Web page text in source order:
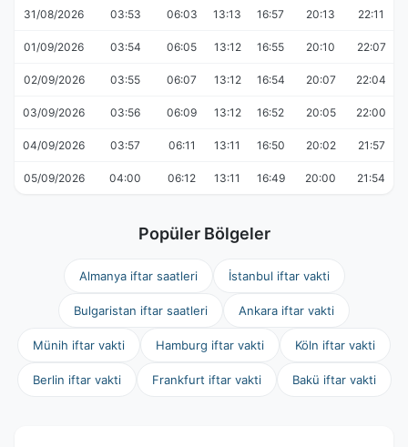
31/08/2026 03:53 06:03 13:13 16:57 20:13 22:11
01/09/2026 03:54 06:05 13:12 16:55 20:10 22:07
02/09/2026 03:55 06:07 13:12 16:54 20:07 22:04
03/09/2026 03:56 06:09 13:12 16:52 20:05 22:00
04/09/2026 03:57 06:11 13:11 16:50 20:02 21:57
05/09/2026 04:00 06:12 13:11 16:49 20:00 21:54
Popüler Bölgeler
Almanya iftar saatleri İstanbul iftar vakti
Bulgaristan iftar saatleri Ankara iftar vakti
Münih iftar vakti Hamburg iftar vakti Köln iftar vakti
Berlin iftar vakti Frankfurt iftar vakti Bakü iftar vakti